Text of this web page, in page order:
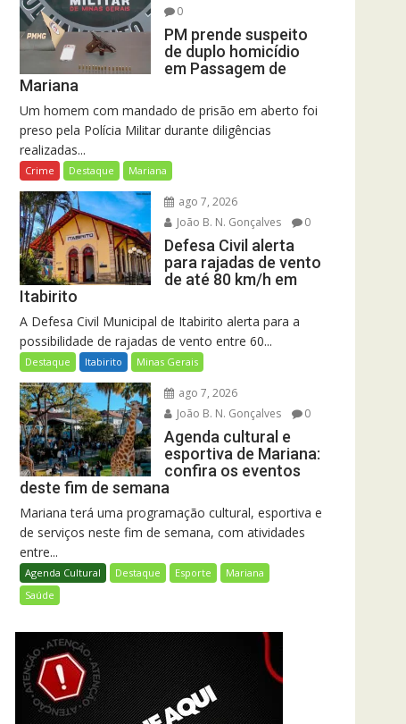
0
PM prende suspeito
de duplo homicídio
em Passagem de
Mariana
Um homem com mandado de prisão em aberto foi
preso pela Polícia Militar durante diligências
realizadas...
Crime Destaque Mariana
ago 7, 2026
João B. N. Gonçalves
0
Defesa Civil alerta
para rajadas de vento
de até 80 km/h em
Itabirito
A Defesa Civil Municipal de Itabirito alerta para a
possibilidade de rajadas de vento entre 60...
Destaque Itabirito Minas Gerais
ago 7, 2026
João B. N. Gonçalves
0
Agenda cultural e
esportiva de Mariana:
confira os eventos
deste fim de semana
Mariana terá uma programação cultural, esportiva e
de serviços neste fim de semana, com atividades
entre...
Agenda Cultural Destaque Esporte
Mariana
Saúde